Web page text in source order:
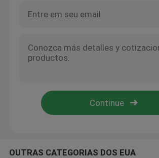
OUTRAS CATEGORIAS DOS EUA